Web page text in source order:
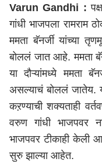
Varun Gandhi :
गांधी भाजपला रामराम
ममता बॅनर्जी यांच्या
बोललं जात आहे. ममता
या दौऱ्यांमध्ये ममता
असल्याचं बोललं जातेय.
कऱण्याची शक्यताही
वरुण गांधी भाजपवर
भाजपवर टीकाही केली
सुरु झाल्या आहेत.